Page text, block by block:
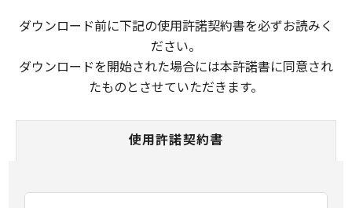
ダウンロード前に下記の使用許諾契約書を必ずお読みく
ださい。
ダウンロードを開始された場合には本許諾書に同意され
たものとさせていただきます。
使用許諾契約書